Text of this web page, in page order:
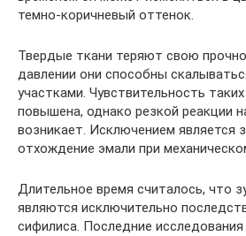
темно-коричневый оттенок.
Твердые ткани теряют свою
давлении они способны
участками. Чувствительность
повышена, однако резкой реакции
возникает. Исключением является
отхождение эмали при
Длительное время считалось, что
являются исключительно
сифилиса. Последние исследования